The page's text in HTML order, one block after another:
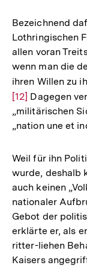
Bezeichnend
Lothringischen
allen voran
wenn man die
ihren Willen zu
[12] Dagegen
„militärischen
„nation une et
Weil für ihn
wurde, deshalb
auch keinen
nationaler
Gebot der
erklärte er, als
ritter-liehen
Kaisers